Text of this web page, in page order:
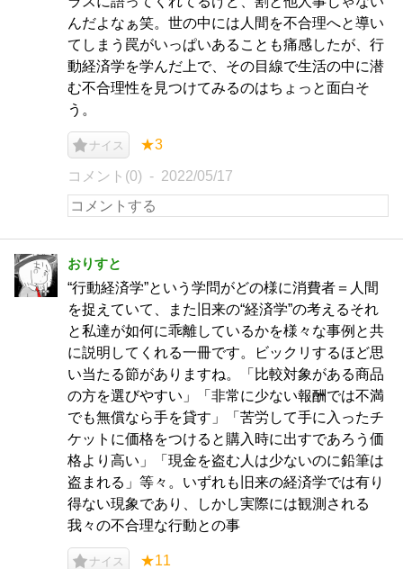
んだよなぁ笑。世の中には人間を不合理へと導い
てしまう罠がいっぱいあることも痛感したが、行
動経済学を学んだ上で、その目線で生活の中に潜
む不合理性を見つけてみるのはちょっと面白そ
う。
ナイス ★3
コメント(0) 2022/05/17
おりすと
“行動経済学”という学問がどの様に消費者＝人間
を捉えていて、また旧来の“経済学”の考えるそれ
と私達が如何に乖離しているかを様々な事例と共
に説明してくれる一冊です。ビックリするほど思
い当たる節がありますね。「比較対象がある商品
の方を選びやすい」「非常に少ない報酬では不満
でも無償なら手を貸す」「苦労して手に入ったチ
ケットに価格をつけると購入時に出すであろう価
格より高い」「現金を盗む人は少ないのに鉛筆は
盗まれる」等々。いずれも旧来の経済学では有り
得ない現象であり、しかし実際には観測される
我々の不合理な行動との事
ナイス ★11